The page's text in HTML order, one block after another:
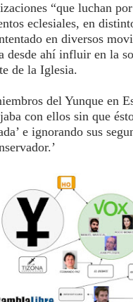
“que luchan
eclesiales, en
en diversos
desde ahí influir en la
de la Iglesia.
del Yunque en
con ellos sin que
e ignorando sus